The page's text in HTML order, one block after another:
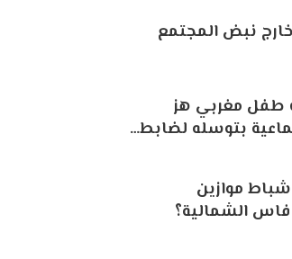
خارج نبض المجتمع
طفل مغربي هز
بتوسله لضابط…
موازين
الشمالية؟